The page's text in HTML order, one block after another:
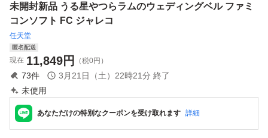
Jaleco
未開封新品 うる星やつらラムのウェディングベル ファミ
コンソフト FC ジャレコ
任天堂
匿名配送
現在 11,849円 （税0円）
73件 3月21日（土）22時21分 終了
未使用
あなただけの特別なクーポンを受け取れます 詳細